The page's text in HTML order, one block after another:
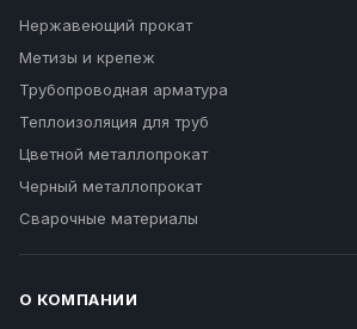
Нержавеющий прокат
Метизы и крепеж
Трубопроводная арматура
Теплоизоляция для труб
Цветной металлопрокат
Черный металлопрокат
Сварочные материалы
О КОМПАНИИ